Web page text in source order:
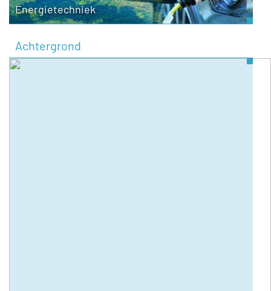
Energietechniek
Achtergrond